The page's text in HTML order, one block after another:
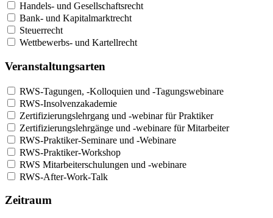
Handels- und Gesellschaftsrecht
Bank- und Kapitalmarktrecht
Steuerrecht
Wettbewerbs- und Kartellrecht
Veranstaltungsarten
RWS-Tagungen, -Kolloquien und -Tagungswebinare
RWS-Insolvenzakademie
Zertifizierungslehrgang und -webinar für Praktiker
Zertifizierungslehrgänge und -webinare für Mitarbeiter
RWS-Praktiker-Seminare und -Webinare
RWS-Praktiker-Workshop
RWS Mitarbeiterschulungen und -webinare
RWS-After-Work-Talk
Zeitraum